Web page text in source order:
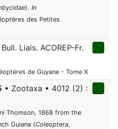
). In
des Petites
Liais. ACOREP-Fr.
de Guyane - Tome X
• Zootaxa • 4012 (2) :
Thomson, 1868 from the
Guiana (Coleoptera,